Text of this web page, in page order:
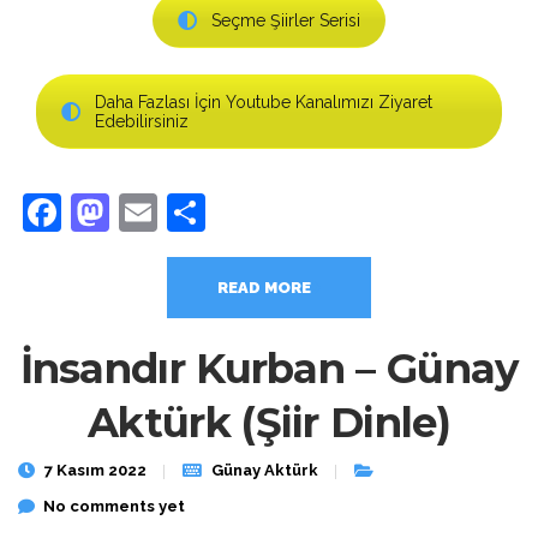
Seçme Şiirler Serisi
Daha Fazlası İçin Youtube Kanalımızı Ziyaret
Edebilirsiniz
Facebook
Mastodon
Email
READ MORE
İnsandır Kurban – Günay
Aktürk (Şiir Dinle)
7 Kasım 2022
Günay Aktürk
No comments yet